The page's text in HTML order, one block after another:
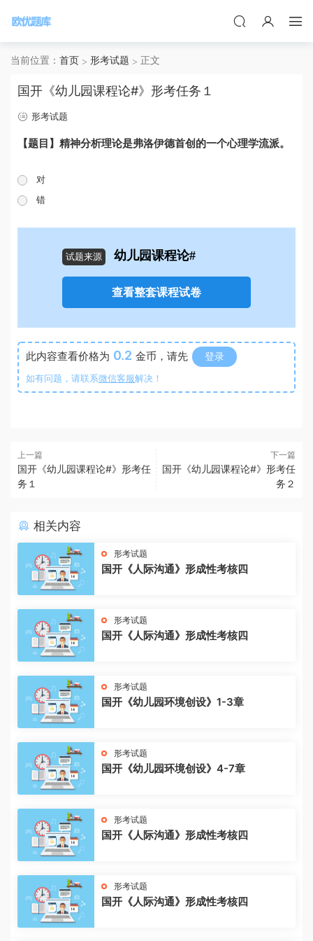
当前位置： 首页 形考试题 正文
国开《幼儿园课程论#》形考任务１
形考试题
【题目】精神分析理论是弗洛伊德首创的一个心理学流派。
对
错
试题来源 幼儿园课程论#
查看整套课程试卷
此内容查看价格为 0.2 金币，请先 登录
如有问题，请联系微信客服解决！
上一篇
国开《幼儿园课程论#》形考任
务１
下一篇
国开《幼儿园课程论#》形考任
务２
相关内容
形考试题
国开《人际沟通》形成性考核四
形考试题
国开《人际沟通》形成性考核四
形考试题
国开《幼儿园环境创设》1-3章
形考试题
国开《幼儿园环境创设》4-7章
形考试题
国开《人际沟通》形成性考核四
形考试题
国开《人际沟通》形成性考核四